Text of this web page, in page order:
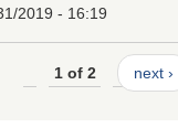
2019 - 16:19
1 of 2 next ›